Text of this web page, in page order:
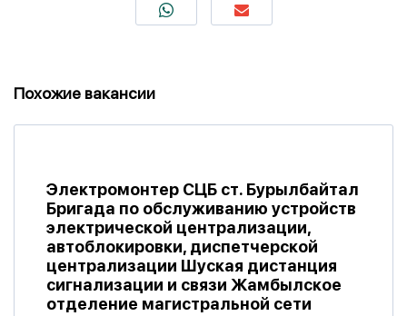
Похожие вакансии
Электромонтер СЦБ ст. Бурылбайтал
Бригада по обслуживанию устройств
электрической централизации,
автоблокировки, диспетчерской
централизации Шуская дистанция
сигнализации и связи Жамбылское
отделение магистральной сети